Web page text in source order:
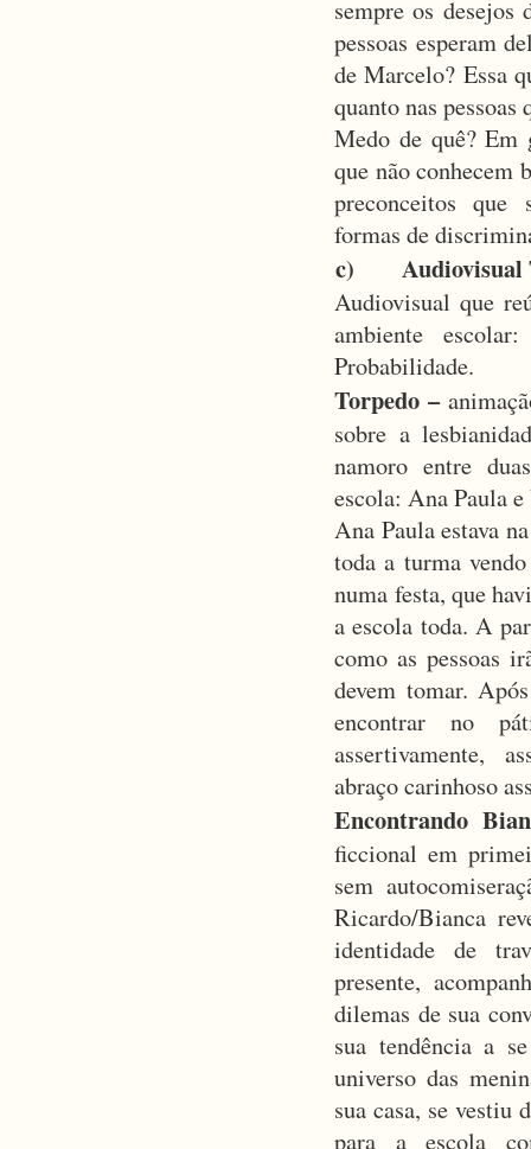
sempre os desejos
pessoas esperam
de Marcelo? Essa
quanto nas pessoas
Medo de quê? Em
que não conhecem
preconceitos que
formas de
c) Audiovisual
Audiovisual que
ambiente
Probabilidade.
Torpedo –
sobre a
namoro entre
escola: Ana Paula e
Ana Paula estava
toda a turma
numa festa, que
a escola toda. A
como as pessoas
devem tomar.
encontrar no
assertivamente,
abraço carinhoso
Encontrando
ficcional em
sem
Ricardo/Bianca
identidade de
presente,
dilemas de sua
sua tendência a
universo das
sua casa, se
para a escola